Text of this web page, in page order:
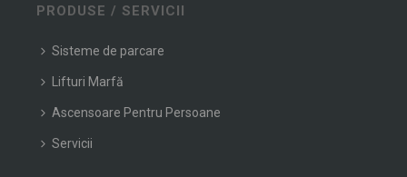
PRODUSE / SERVICII
Sisteme de parcare
Lifturi Marfă
Ascensoare Pentru Persoane
Servicii